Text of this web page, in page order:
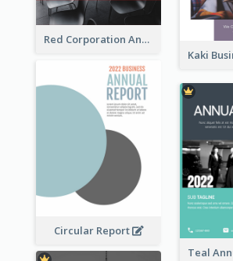
Red Corporation Annual Report
Circular Report